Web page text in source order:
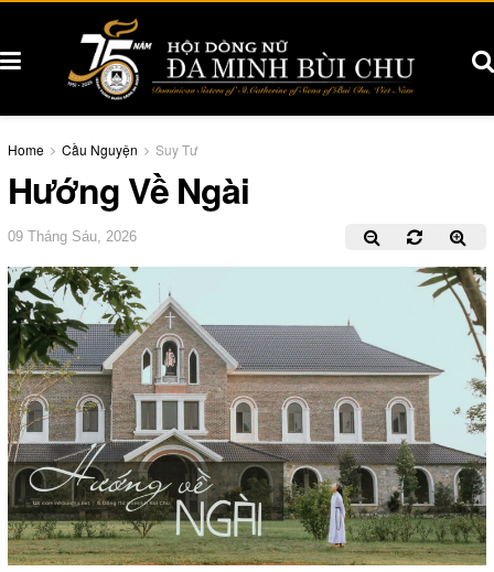
Home Cầu Nguyện Suy Tư
Hướng Về Ngài
09 Tháng Sáu, 2026